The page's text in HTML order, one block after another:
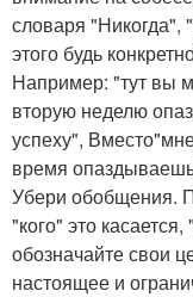
словаря "Никогда",
этого будь
Например: "тут вы
вторую неделю
успеху",
время
Убери обобщения.
"кого" это
обозначайте свои
настоящее и